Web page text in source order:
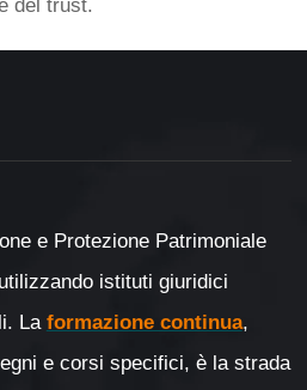
del trust.
e Protezione Patrimoniale
istituti giuridici
La formazione continua,
e corsi specifici, è la strada